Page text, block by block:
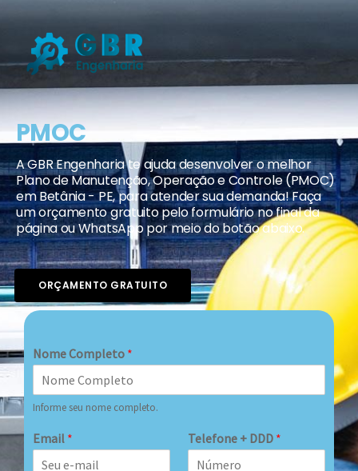
PMOC
A GBR Engenharia te ajuda desenvolver o melhor
Plano de Manutenção, Operação e Controle (PMOC)
em Betânia - PE, para atender sua demanda! Faça
um orçamento gratuito pelo formulário no final da
página ou WhatsApp por meio do botão abaixo.
ORÇAMENTO GRATUITO
Nome Completo *
Informe seu nome completo.
Email * Telefone + DDD *